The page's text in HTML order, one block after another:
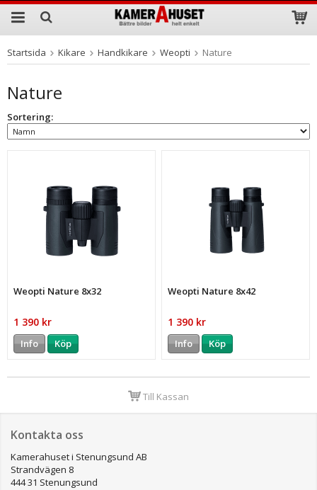
Produkten har blivit tillagd i varukorgen
Startsida Kikare Handkikare Weopti Nature
Nature
Sortering:
Weopti Nature 8x32
1 390 kr
Info Köp
Weopti Nature 8x42
1 390 kr
Info Köp
Till Kassan
Kontakta oss
Kamerahuset i Stenungsund AB
Strandvägen 8
444 31 Stenungsund